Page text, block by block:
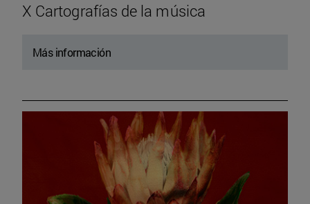
X Cartografías de la música
Más información